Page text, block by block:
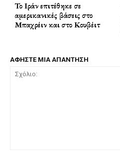
Το Ιράν επιτέθηκε σε
αμερικανικές βάσεις στο
Μπαχρέιν και στο Κουβέιτ
ΑΦΗΣΤΕ ΜΙΑ ΑΠΑΝΤΗΣΗ